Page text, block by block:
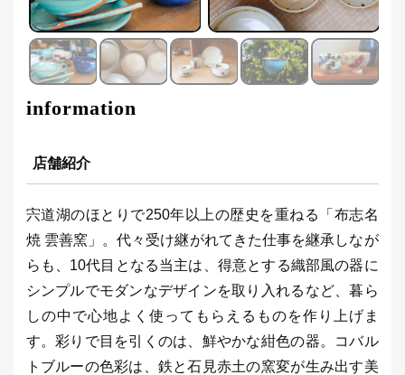
information
店舗紹介
宍道湖のほとりで250年以上の歴史を重ねる「布志名
焼 雲善窯」。代々受け継がれてきた仕事を継承しなが
らも、10代目となる当主は、得意とする織部風の器に
シンプルでモダンなデザインを取り入れるなど、暮ら
しの中で心地よく使ってもらえるものを作り上げま
す。彩りで目を引くのは、鮮やかな紺色の器。コバル
トブルーの色彩は、鉄と石見赤土の窯変が生み出す美